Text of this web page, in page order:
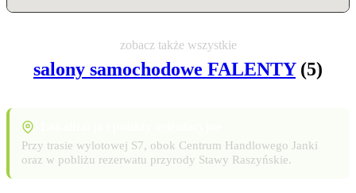
zobacz także wszystkie
salony samochodowe FALENTY(5)
Przy trasie wylotowej S7, obok Centrum Handlowego Janki
oraz w pobliżu rezerwatu przyrody Stawy Raszyńskie.